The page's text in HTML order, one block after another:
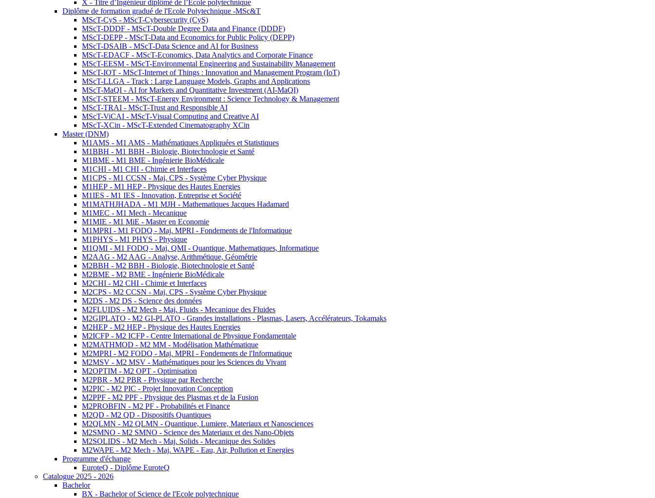
X - Titre d’Ingénieur diplômé de l’École polytechnique
Diplôme de formation gradué de l'Ecole Polytechnique -MSc&T
MScT-CyS - MScT-Cybersecurity (CyS)
MScT-DDDF - MScT-Double Degree Data and Finance (DDDF)
MScT-DEPP - MScT-Data and Economics for Public Policy (DEPP)
MScT-DSAIB - MScT-Data Science and AI for Business
MScT-EDACF - MScT-Economics, Data Analytics and Corporate Finance
MScT-EESM - MScT-Environmental Engineering and Sustainability Management
MScT-IOT - MScT-Internet of Things : Innovation and Management Program (IoT)
MScT-LLGA - Track : Large Language Models, Graphs and Applications
MScT-MaQI - AI for Markets and Quantitative Investment (AI-MaQI)
MScT-STEEM - MScT-Energy Environment : Science Technology & Management
MScT-TRAI - MScT-Trust and Responsible AI
MScT-ViCAI - MScT-Visual Computing and Creative AI
MScT-XCin - MScT-Extended Cinematography XCin
Master (DNM)
M1AMS - M1 AMS - Mathématiques Appliquées et Statistiques
M1BBH - M1 BBH - Biologie, Biotechnologie et Santé
M1BME - M1 BME - Ingénierie BioMédicale
M1CHI - M1 CHI - Chimie et Interfaces
M1CPS - M1 CCSN - Maj. CPS - Système Cyber Physique
M1HEP - M1 HEP - Physique des Hautes Energies
M1IES - M1 IES - Innovation, Entreprise et Société
M1MATHJHADA - M1 MJH - Mathematiques Jacques Hadamard
M1MEC - M1 Mech - Mecanique
M1MIE - M1 MiE - Master en Economie
M1MPRI - M1 FODQ - Maj. MPRI - Fondements de l'Informatique
M1PHYS - M1 PHYS - Physique
M1QMI - M1 FODQ - Maj. QMI - Quantique, Mathematiques, Informatique
M2AAG - M2 AAG - Analyse, Arithmétique, Géométrie
M2BBH - M2 BBH - Biologie, Biotechnologie et Santé
M2BME - M2 BME - Ingénierie BioMédicale
M2CHI - M2 CHI - Chimie et Interfaces
M2CPS - M2 CCSN - Maj. CPS - Système Cyber Physique
M2DS - M2 DS - Science des données
M2FLUIDS - M2 Mech - Maj. Fluids - Mecanique des Fluides
M2GIPLATO - M2 GI-PLATO - Grandes installations - Plasmas, Lasers, Accélérateurs, Tokamaks
M2HEP - M2 HEP - Physique des Hautes Energies
M2ICFP - M2 ICFP - Centre International de Physique Fondamentale
M2MATHMOD - M2 MM - Modélisation Mathématique
M2MPRI - M2 FODQ - Maj. MPRI - Fondements de l'Informatique
M2MSV - M2 MSV - Mathématiques pour les Sciences du Vivant
M2OPTIM - M2 OPT - Optimisation
M2PBR - M2 PBR - Physique par Recherche
M2PIC - M2 PIC - Projet Innovation Conception
M2PPF - M2 PPF - Physique des Plasmas et de la Fusion
M2PROBFIN - M2 PF - Probabilités et Finance
M2QD - M2 QD - Dispositifs Quantiques
M2QLMN - M2 QLMN - Quantique, Lumiere, Materiaux et Nanosciences
M2SMNO - M2 SMNO - Science des Materiaux et des Nano-Objets
M2SOLIDS - M2 Mech - Maj. Solids - Mecanique des Solides
M2WAPE - M2 Mech - Maj. WAPE - Eau, Air, Pollution et Energies
Programme d'échange
EuroteQ - Diplôme EuroteQ
Catalogue 2025 - 2026
Bachelor
BX - Bachelor of Science de l'Ecole polytechnique